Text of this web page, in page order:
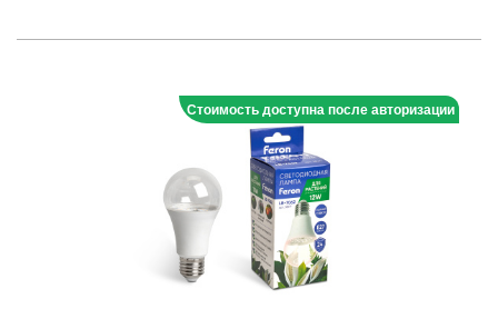
Стоимость доступна после авторизации